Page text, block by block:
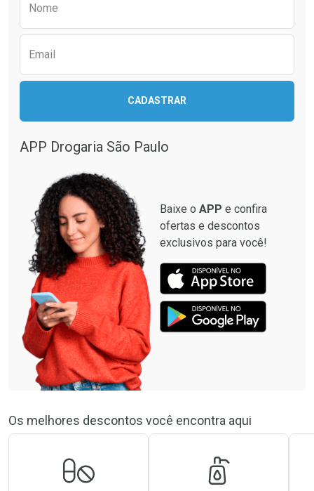
Nome
Email
CADASTRAR
APP Drogaria São Paulo
Baixe o APP e confira
ofertas e descontos
exclusivos para você!
Os melhores descontos você encontra aqui